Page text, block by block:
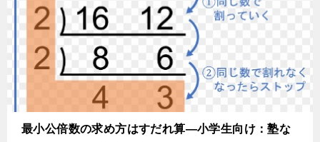
最小公倍数の求め方はすだれ算―小学生向け：塾な